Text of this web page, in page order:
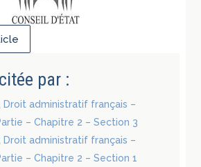
par :
Droit administratif français –
– Chapitre 2 – Section 3
Droit administratif français –
– Chapitre 2 – Section 1